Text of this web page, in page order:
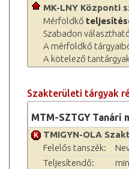
MK-LNY Központi
Mérföldkő
Szabadon
A mérföldkő
A kötelező
Szakterületi tárgyak
MTM-SZTGY
TMIGYN-OLA
Felelős tanszék:
Teljesítendő: